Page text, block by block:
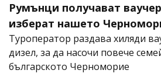
Румънци получават
изберат нашето
Туроператор раздава хиляди
дизел, за да насочи повече
българското Черноморие